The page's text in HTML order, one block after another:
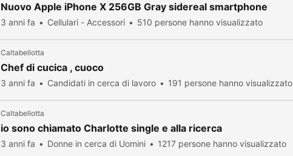
Nuovo Apple iPhone X 256GB Gray sidereal smartphone
3 anni fa Cellulari - Accessori 510 persone hanno visualizzato
Caltabellotta
Chef di cucica , cuoco
3 anni fa Candidati in cerca di lavoro 191 persone hanno visualizzato
Caltabellotta
io sono chiamato Charlotte single e alla ricerca
3 anni fa Donne in cerca di Uomini 1217 persone hanno visualizzato